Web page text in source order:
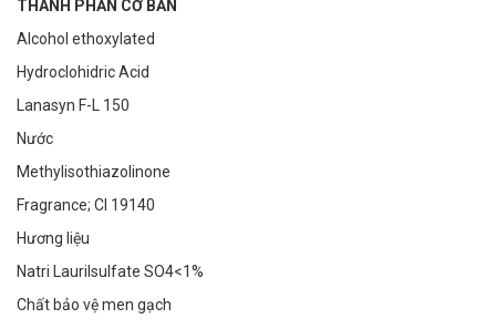
THÀNH PHẦN CƠ BẢN
Alcohol ethoxylated
Hydroclohidric Acid
Lanasyn F-L 150
Nước
Methylisothiazolinone
Fragrance; Cl 19140
Hương liệu
Natri Laurilsulfate SO4<1%
Chất bảo vệ men gạch